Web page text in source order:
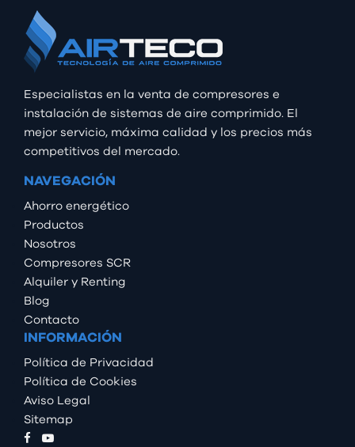
Especialistas en la venta de compresores e
instalación de sistemas de aire comprimido. El
mejor servicio, máxima calidad y los precios más
competitivos del mercado.
NAVEGACIÓN
Ahorro energético
Productos
Nosotros
Compresores SCR
Alquiler y Renting
Blog
Contacto
INFORMACIÓN
Política de Privacidad
Política de Cookies
Aviso Legal
Sitemap